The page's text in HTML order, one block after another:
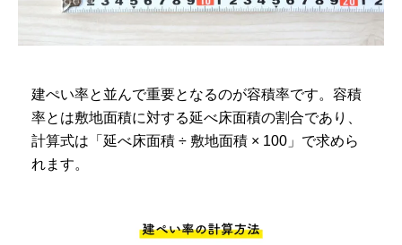
建ぺい率と並んで重要となるのが容積率です。容積
率とは敷地面積に対する延べ床面積の割合であり、
計算式は「 延べ床面積 ÷ 敷地面積 × 100 」で求めら
れます。